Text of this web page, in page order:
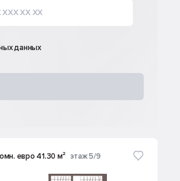
данных
евро 41.30 м² этаж 5/9